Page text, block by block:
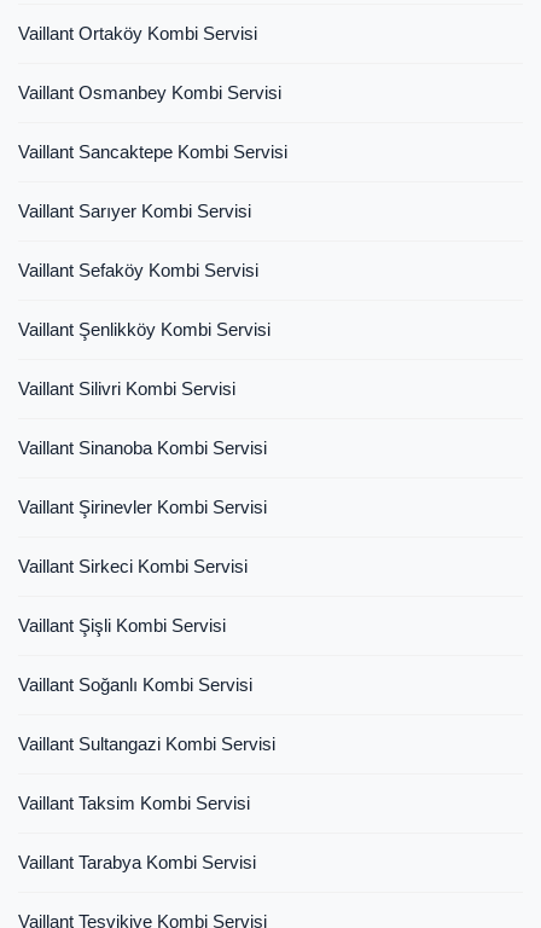
Vaillant Ortaköy Kombi Servisi
Vaillant Osmanbey Kombi Servisi
Vaillant Sancaktepe Kombi Servisi
Vaillant Sarıyer Kombi Servisi
Vaillant Sefaköy Kombi Servisi
Vaillant Şenlikköy Kombi Servisi
Vaillant Silivri Kombi Servisi
Vaillant Sinanoba Kombi Servisi
Vaillant Şirinevler Kombi Servisi
Vaillant Sirkeci Kombi Servisi
Vaillant Şişli Kombi Servisi
Vaillant Soğanlı Kombi Servisi
Vaillant Sultangazi Kombi Servisi
Vaillant Taksim Kombi Servisi
Vaillant Tarabya Kombi Servisi
Vaillant Teşvikiye Kombi Servisi